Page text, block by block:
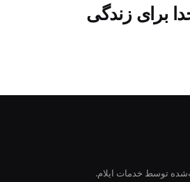
برای زندگی
توسط خدمات ایلام.